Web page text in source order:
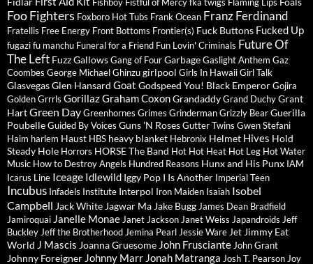
Foo Fighters Foxboro Hot Tubs Frank Ocean Franz Ferdinand
Fratellis Free Energy Front Bottoms Frontier(s) Fuck Buttons Fucked Up
fugazifu manchu Funeral for a Friend Fun Lovin' Criminals Future Of
The Left FuzzGallowsGang of FourGarbageGaslight Anthem Gaz
Coombes George MichaelGhinzugirlpool Girls In HawaiiGirl Talk
GlasvegasGlen Hansard Goat Godspeed You! Black EmperorGojira
Golden Grrrls GorillazGraham CoxonGrandaddyGrand DuchyGrant
HartGreen DayGreenhornes Grimes GrindermanGrizzly BearGuerilla
PoubelleGuided By Voices Guns 'N RosesGutter Twins Gwen Stefani
Haim harlem Haust HBS heavy blanket Hebronix Helmet Hives Hold
Steady Hole Horrors HORSE The Band Hot Hot Heat Hot Leg Hot Water
Music How to Destroy Angels Hundred Reasons Hunx and His Punx IAM
Icarus Line Iceage Idlewild Iggy Pop I Is Another Imperial Teen
Incubus Infadels Institute Interpol Iron Maiden Isaïah Isobel
Campbell Jack White Jagwar Ma Jake Bugg James Dean Bradfield
Jamiroquai Janelle Monae Janet Jackson Janet Weiss Japandroids Jeff
Buckley Jeff the Brotherhood Jemina Pearl Jessie Ware Jet Jimmy Eat
World J Mascis Joanna Gruesome John Frusciante John Grant
Johnny Foreigner Johnny Marr Jonah Matranga Josh T. Pearson Joy